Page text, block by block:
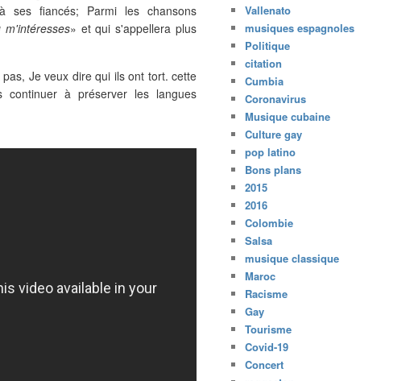
ses fiancés; Parmi les chansons
» et qui s'appellera plus
Je veux dire qui ils ont tort. cette
continuer à préserver les langues
Vallenato
musiques espagnoles
Politique
citation
Cumbia
Coronavirus
Musique cubaine
Culture gay
pop latino
Bons plans
2015
2016
Colombie
Salsa
musique classique
Maroc
Racisme
Gay
Tourisme
Covid-19
Concert